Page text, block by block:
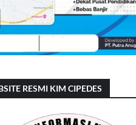
RESMI KIM CIPEDES